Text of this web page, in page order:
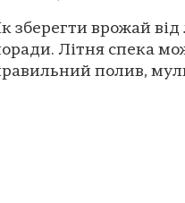
зберегти врожай від
Літня спека
полив,